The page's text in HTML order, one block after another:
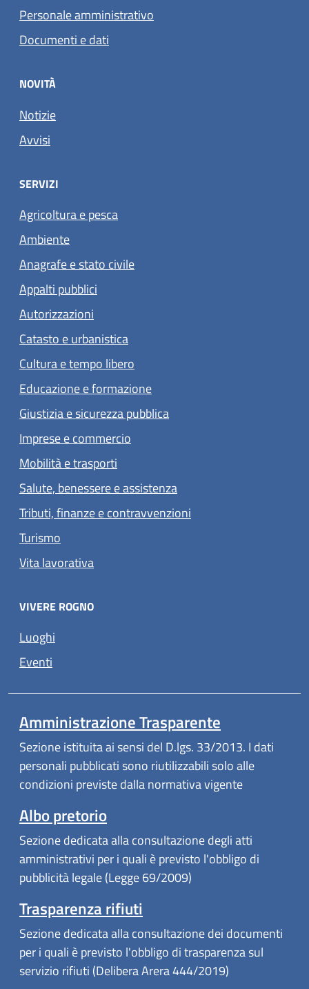
Personale amministrativo
Documenti e dati
NOVITÀ
Notizie
Avvisi
SERVIZI
Agricoltura e pesca
Ambiente
Anagrafe e stato civile
Appalti pubblici
Autorizzazioni
Catasto e urbanistica
Cultura e tempo libero
Educazione e formazione
Giustizia e sicurezza pubblica
Imprese e commercio
Mobilità e trasporti
Salute, benessere e assistenza
Tributi, finanze e contravvenzioni
Turismo
Vita lavorativa
VIVERE ROGNO
Luoghi
Eventi
Amministrazione Trasparente
Sezione istituita ai sensi del D.lgs. 33/2013. I dati
personali pubblicati sono riutilizzabili solo alle
condizioni previste dalla normativa vigente
Albo pretorio
Sezione dedicata alla consultazione degli atti
amministrativi per i quali è previsto l'obbligo di
pubblicità legale (Legge 69/2009)
Trasparenza rifiuti
Sezione dedicata alla consultazione dei documenti
per i quali è previsto l'obbligo di trasparenza sul
servizio rifiuti (Delibera Arera 444/2019)